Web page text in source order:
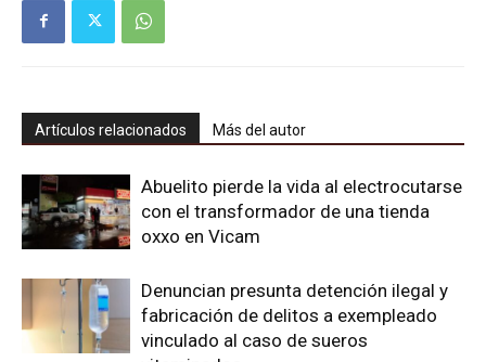
Artículos relacionados Más del autor
Abuelito pierde la vida al electrocutarse
con el transformador de una tienda
oxxo en Vicam
Denuncian presunta detención ilegal y
fabricación de delitos a exempleado
vinculado al caso de sueros